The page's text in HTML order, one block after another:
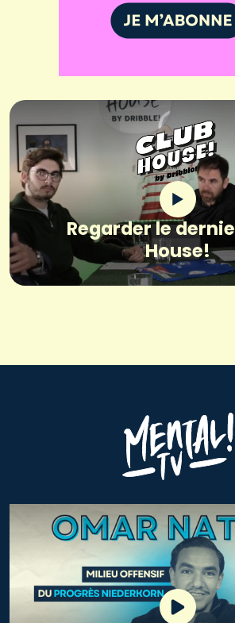
Regarder le
House!